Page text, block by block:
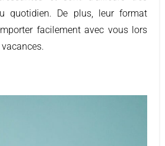
quotidien. De plus, leur format
facilement avec vous lors